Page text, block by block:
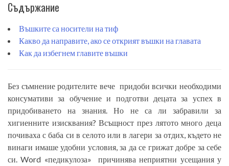
Съдържание
Въшките са носители на тиф
Какво да направите, ако се открият въшки на главата
Как да избегнем главите въшки
Без съмнение родителите вече придоби всички необходими
консумативи за обучение и подготви децата за успех в
придобиването на знания. Но не са ли забравили за
хигиенните изисквания? Всъщност през лятото много деца
почиваха с баба си в селото или в лагери за отдих, където не
винаги имаше удобни условия, за да се грижат добре за себе
си. Word «педикулоза» причинява неприятни усещания у